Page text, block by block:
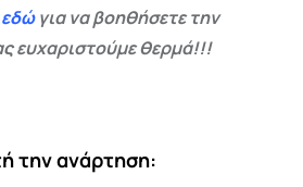
εδώγια να βοηθήσετε την
ευχαριστούμε θερμά!!!
την ανάρτηση: